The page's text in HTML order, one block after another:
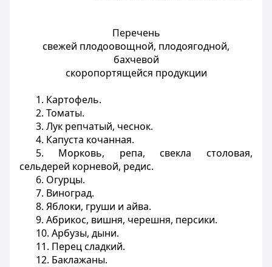
Перечень
свежей плодоовощной, плодоягодной,
бахчевой
скоропортящейся продукции
1. Картофель.
2. Томаты.
3. Лук репчатый, чеснок.
4. Капуста кочанная.
5. Морковь, репа, свекла столовая,
сельдерей корневой, редис.
6. Огурцы.
7. Виноград.
8. Яблоки, груши и айва.
9. Абрикос, вишня, черешня, персики.
10. Арбузы, дыни.
11. Перец сладкий.
12. Баклажаны.